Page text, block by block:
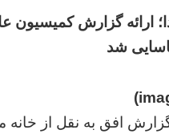
ارائه گزارش کمیسیون
شد
افق به نقل از